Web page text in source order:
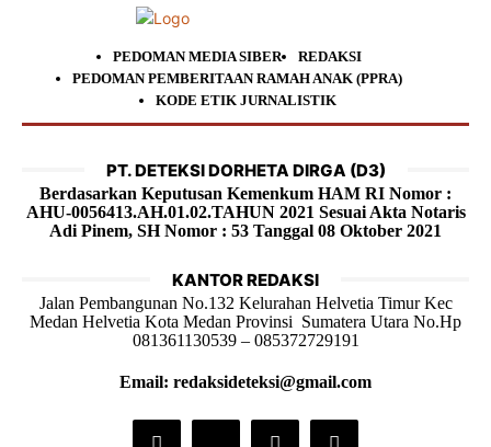
PEDOMAN MEDIA SIBER
REDAKSI
PEDOMAN PEMBERITAAN RAMAH ANAK (PPRA)
KODE ETIK JURNALISTIK
PT. DETEKSI DORHETA DIRGA (D3)
Berdasarkan Keputusan Kemenkum HAM RI Nomor :
AHU-0056413.AH.01.02.TAHUN 2021 Sesuai Akta Notaris
Adi Pinem, SH Nomor : 53 Tanggal 08 Oktober 2021
KANTOR REDAKSI
Jalan Pembangunan No.132 Kelurahan Helvetia Timur Kec
Medan Helvetia Kota Medan Provinsi Sumatera Utara No.Hp
081361130539 – 085372729191
Email: redaksideteksi@gmail.com